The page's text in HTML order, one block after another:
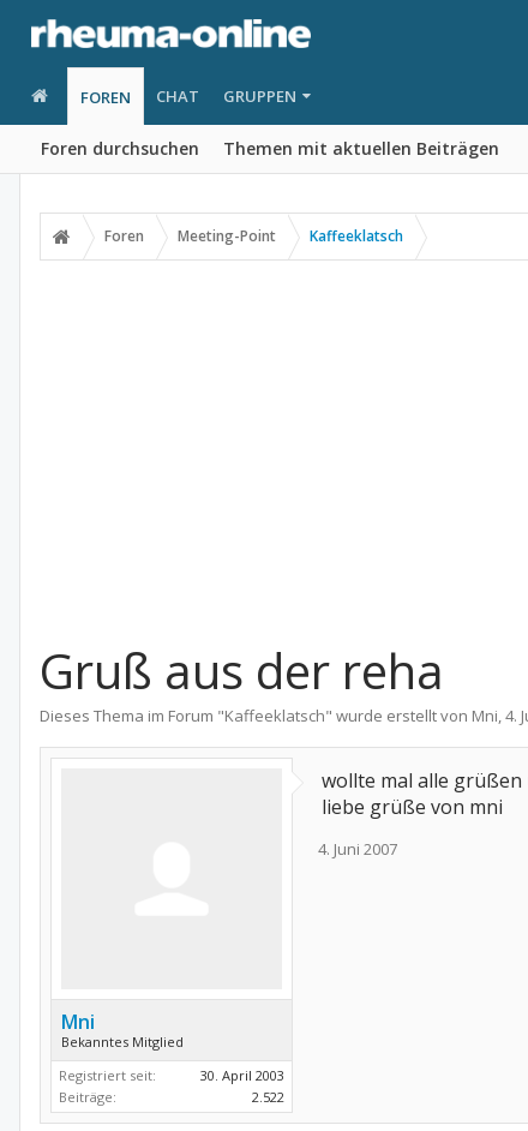
FOREN
Foren durchsuchen Themen mit aktuellen Beiträgen
CHAT GRUPPEN
Foren Meeting-Point Kaffeeklatsch
Gruß aus der reha
Dieses Thema im Forum "Kaffeeklatsch" wurde erstellt von Mni,4.
Mni
Bekanntes Mitglied
Registriert seit:
30. April 2003
Beiträge:
2.522
wollte mal alle grüßen
liebe grüße von mni
4. Juni 2007